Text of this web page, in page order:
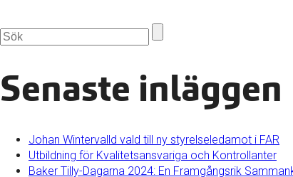
Senaste inläggen
Johan Wintervalld vald till ny styrelseledamot i FAR
Utbildning för Kvalitetsansvariga och Kontrollanter
Baker Tilly-Dagarna 2024: En Framgångsrik